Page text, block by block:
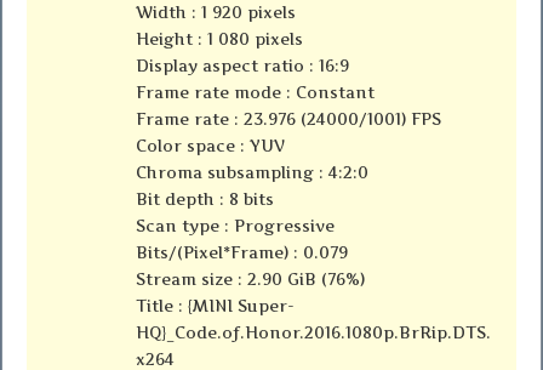
Width : 1 920 pixels
Height : 1 080 pixels
Display aspect ratio : 16:9
Frame rate mode : Constant
Frame rate : 23.976 (24000/1001) FPS
Color space : YUV
Chroma subsampling : 4:2:0
Bit depth : 8 bits
Scan type : Progressive
Bits/(Pixel*Frame) : 0.079
Stream size : 2.90 GiB (76%)
Title : {MINI Super-
HQ}_Code.of.Honor.2016.1080p.BrRip.DTS.
x264